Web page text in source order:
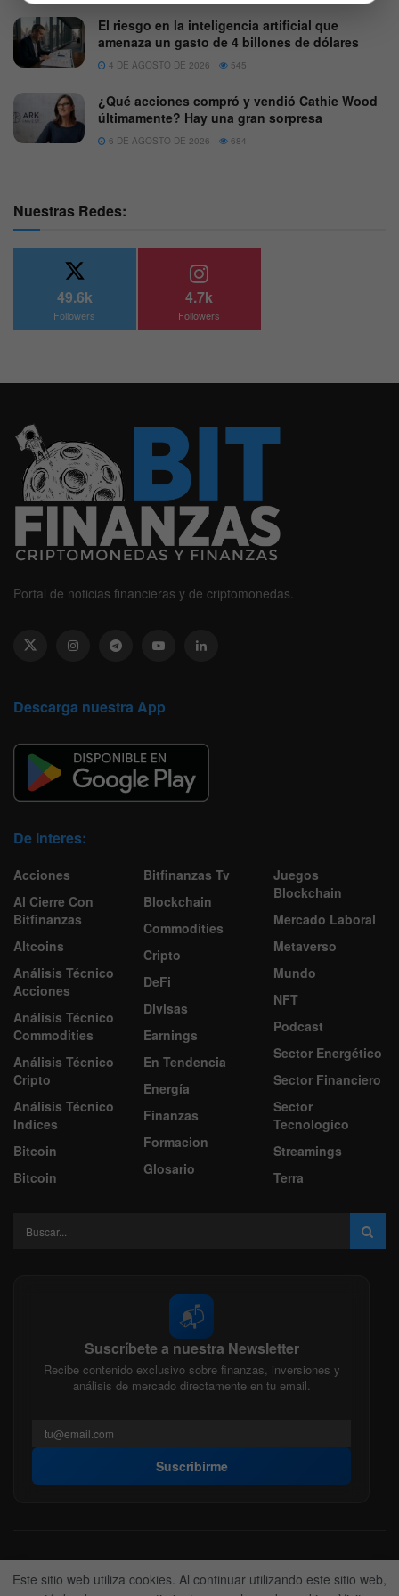
El riesgo en la inteligencia artificial que
amenaza un gasto de 4 billones de dólares
4 DE AGOSTO DE 2026 545
¿Qué acciones compró y vendió Cathie Wood
últimamente? Hay una gran sorpresa
6 DE AGOSTO DE 2026 684
Nuestras Redes:
49.6k
Followers
4.7k
Followers
Portal de noticias financieras y de criptomonedas.
Descarga nuestra App
De Interes:
Acciones
Al Cierre Con
Bitfinanzas
Altcoins
Análisis Técnico
Acciones
Análisis Técnico
Commodities
Análisis Técnico
Cripto
Análisis Técnico
Indices
Bitcoin
Bitcoin
Bitfinanzas Tv
Blockchain
Commodities
Cripto
DeFi
Divisas
Earnings
En Tendencia
Energía
Finanzas
Formacion
Glosario
Juegos
Blockchain
Mercado Laboral
Metaverso
Mundo
NFT
Podcast
Sector Energético
Sector Financiero
Sector
Tecnologico
Streamings
Terra
📬
Suscríbete a nuestra Newsletter
Recibe contenido exclusivo sobre finanzas, inversiones y
análisis de mercado directamente en tu email.
Suscribirme
Acerca de nosotros Politica Editorial
Nuestro Equipo
Contactanos
Anunciate
Este sitio web utiliza cookies. Al continuar utilizando este sitio web,